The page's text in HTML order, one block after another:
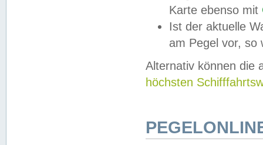
Karte ebenso mit
Ist der aktuelle
am Pegel vor,
Alternativ können die
höchsten